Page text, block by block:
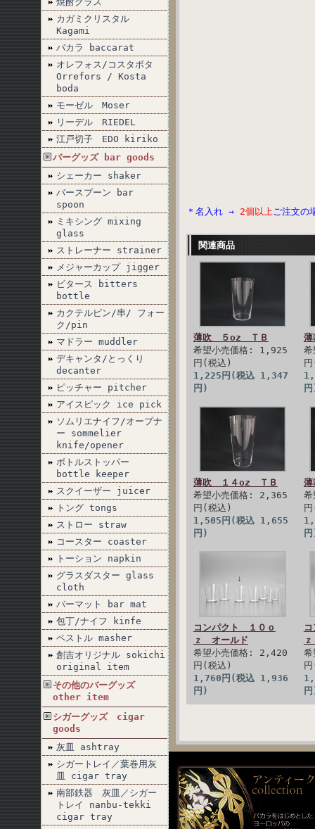
カガミクリスタル
Kagami
バカラ baccarat
オレフォス/コスタボタ
Orrefors / Kosta
boda
モーゼル Moser
リーデル RIEDEL
江戸切子 EDO kiriko
バーグッズ bar goods
シェーカー shaker
バースプーン bar
spoon
ミキシング mixing
glass
ストレーナー strainer
メジャーカップ jigger
ビタース bitters
bottle
カクテルピン/串/ フォー
ク/pin
マドラー muddler
デキャンタ/とっくり
decanter
ピッチャー pitcher
アイスピック ice pick
ソムリエナイフ/オープナ
ー sommelier
knife/opener
ボトルストッパー
bottle keeper
スクイーザー juicer
トング tongs
ストロー straw
コースター coaster
トーション napkin
グラスダスター glass
cloth
バーマット bar mat
包丁/ナイフ kinfe
ペストル masher
創吉オリジナル sokichi
original item
その他のバーグッズ
other item
シガーグッズ cigar
goods
灰皿 ashtray
シガートレイ／葉巻用灰
皿 cigar tray
南部鉄器 灰皿／シガー
トレイ nanbu-tekki
cigar tray
＊名入れ → 2個以上ご注文の
関連商品
薄吹 ５oz ＴＢ
希望小売価格: 1,925
円(税込)
1,225円(税込 1,347
円)
薄吹 １４oz ＴＢ
希望小売価格: 2,365
円(税込)
1,505円(税込 1,655
円)
コンパクト １０ｏ
ｚ オールド
希望小売価格: 2,420
円(税込)
1,760円(税込 1,936
円)